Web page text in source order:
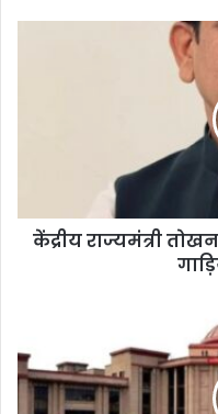
केंद्रीय राज्यमंत्री